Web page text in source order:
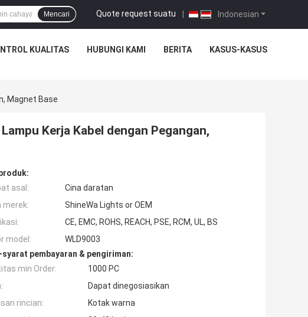
Indonesian
Quote request suatu |
Mencari
KUALITAS HUBUNGI KAMI BERITA KASUS-KASUS
Magnet Base
Kerja Kabel dengan Pegangan,
asal:
Cina daratan
merek:
ShineWa Lights or OEM
CE, EMC, ROHS, REACH, PSE, RCM, UL, BS
model:
WLD9003
pembayaran & pengiriman:
min Order:
1000 PC
Dapat dinegosiasikan
rincian:
Kotak warna